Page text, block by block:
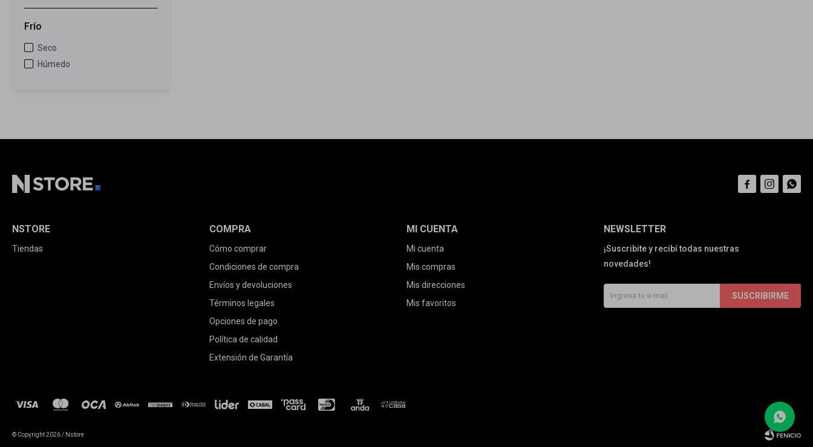
Frío
Seco
Húmedo
NEWSLETTER
¡Suscribite y recibí todas nuestras
novedades!
SUSCRIBIRME
NSTORE
Tiendas
COMPRA
Cómo comprar
Condiciones de compra
Envíos y devoluciones
Términos legales
Opciones de pago
Política de calidad
Extensión de Garantía
MI CUENTA
Mi cuenta
Mis compras
Mis direcciones
Mis favoritos
  
© Copyright 2026 / Nstore